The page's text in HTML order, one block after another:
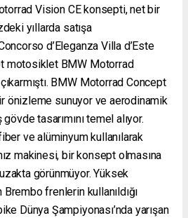
Vision CE konsepti, net bir
yıllarda satışa
d’Eleganza Villa d’Este
motosiklet BMW Motorrad
BMW Motorrad Concept
önizleme sunuyor ve aerodinamik
tasarımını temel alıyor.
ve alüminyum kullanılarak
makinesi, bir konsept olmasına
görünmüyor. Yüksek
frenlerin kullanıldığı
Dünya Şampiyonası’nda yarışan